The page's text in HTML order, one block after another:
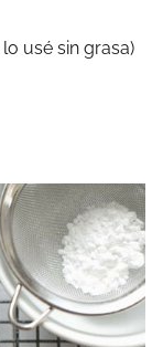
usé sin grasa)